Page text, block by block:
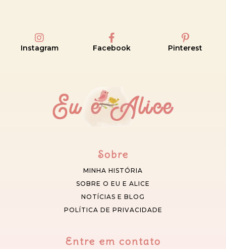
Instagram Facebook Pinterest
Sobre
MINHA HISTÓRIA
SOBRE O EU E ALICE
NOTÍCIAS E BLOG
POLÍTICA DE PRIVACIDADE
Entre em contato